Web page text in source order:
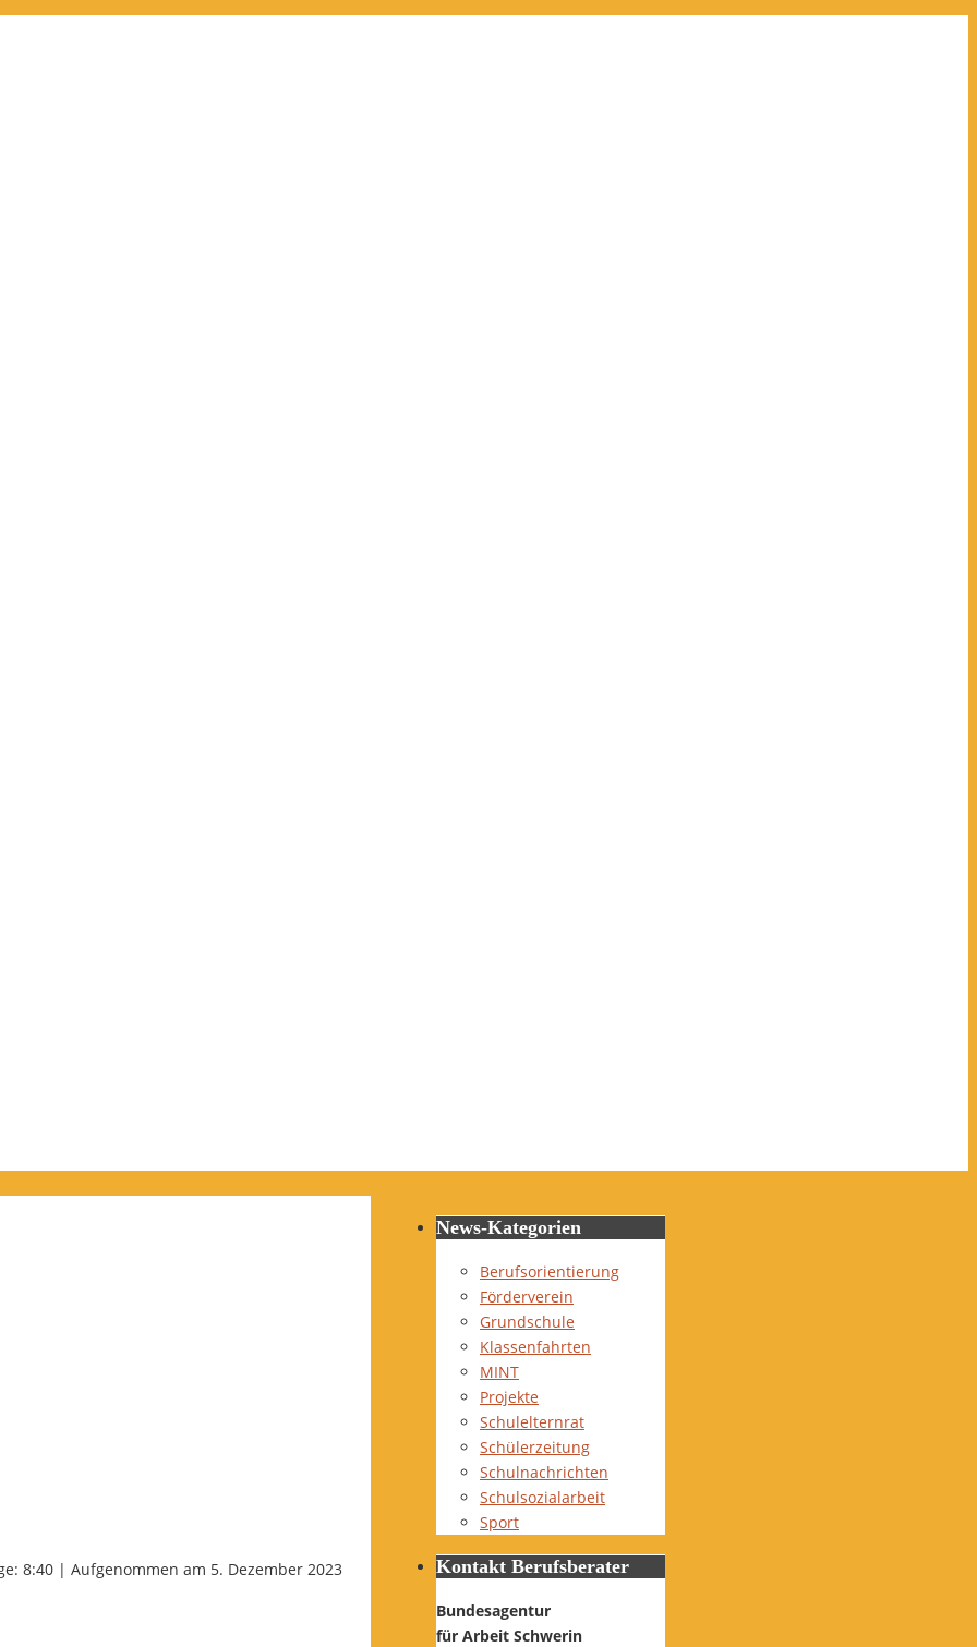
8:40 | Aufgenommen am 5. Dezember 2023
News-Kategorien
Berufsorientierung
Förderverein
Grundschule
Klassenfahrten
MINT
Projekte
Schulelternrat
Schülerzeitung
Schulnachrichten
Schulsozialarbeit
Sport
Kontakt Berufsberater
Bundesagentur
für Arbeit Schwerin